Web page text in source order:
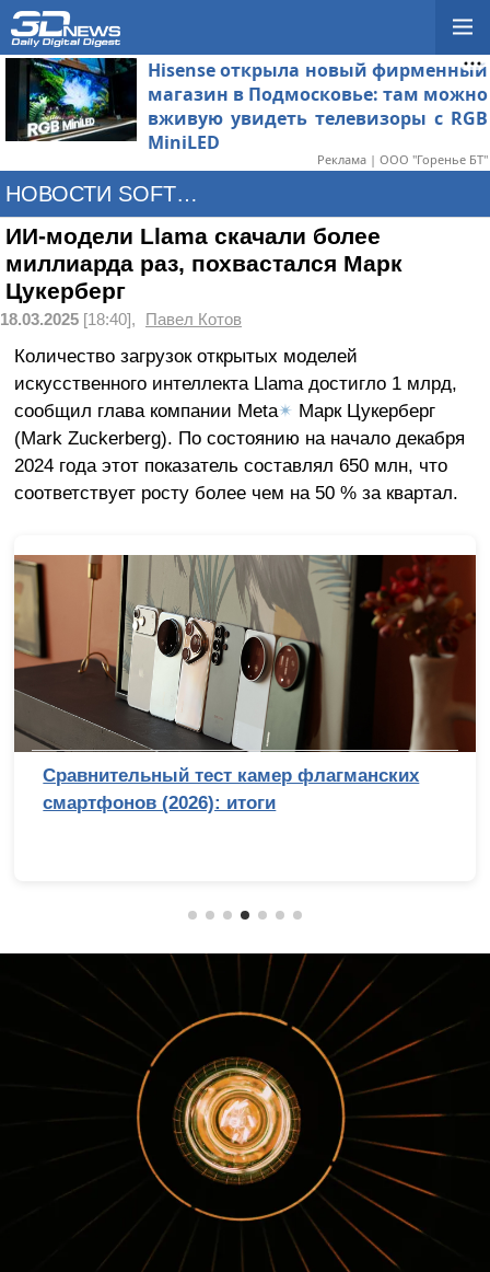
Hisense открыла новый фирменный
магазин в Подмосковье: там можно
вживую увидеть телевизоры с RGB
MiniLED
Реклама | ООО "Горенье БТ"
НОВОСТИ SOFTWARE
ИИ-модели Llama скачали более
миллиарда раз, похвастался Марк
Цукерберг
18.03.2025 [18:40], Павел Котов
Количество загрузок открытых моделей
искусственного интеллекта Llama достигло 1 млрд,
сообщил глава компании Meta✴ Марк Цукерберг
(Mark Zuckerberg). По состоянию на начало декабря
2024 года этот показатель составлял 650 млн, что
соответствует росту более чем на 50 % за квартал.
Сравнительный тест камер флагманских
смартфонов (2026): итоги